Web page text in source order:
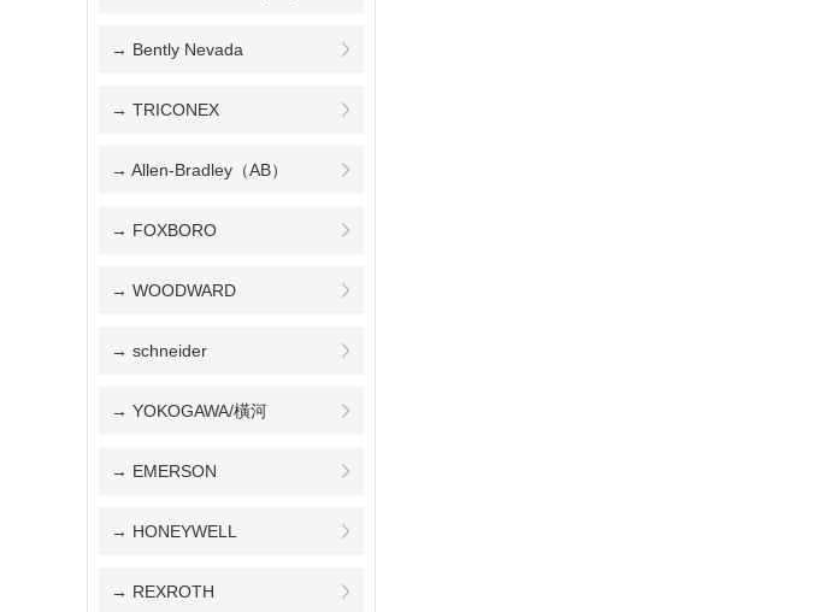
→ Bently Nevada
→ TRICONEX
→ Allen-Bradley（AB）
→ FOXBORO
→ WOODWARD
→ schneider
→ YOKOGAWA/橫河
→ EMERSON
→ HONEYWELL
→ REXROTH